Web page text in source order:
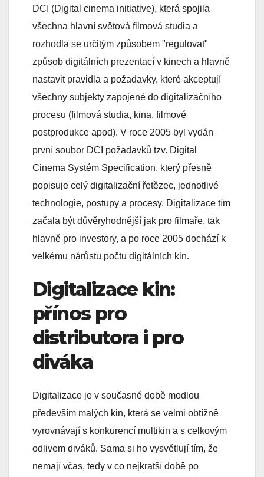
DCI (Digital cinema initiative), která spojila
všechna hlavní světová filmová studia a
rozhodla se určitým způsobem "regulovat"
způsob digitálních prezentací v kinech a hlavně
nastavit pravidla a požadavky, které akceptují
všechny subjekty zapojené do digitalizačního
procesu (filmová studia, kina, filmové
postprodukce apod). V roce 2005 byl vydán
první soubor DCI požadavků tzv. Digital
Cinema Systém Specification, který přesně
popisuje celý digitalizační řetězec, jednotlivé
technologie, postupy a procesy. Digitalizace tím
začala být důvěryhodnější jak pro filmaře, tak
hlavně pro investory, a po roce 2005 dochází k
velkému nárůstu počtu digitálních kin.
Digitalizace kin:
přínos pro
distributora i pro
diváka
Digitalizace je v současné době modlou
především malých kin, která se velmi obtížně
vyrovnávají s konkurencí multikin a s celkovým
odlivem diváků. Sama si ho vysvětlují tím, že
nemají včas, tedy v co nejkratší době po